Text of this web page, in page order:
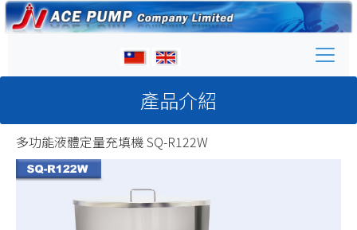
產品介紹
多功能液體定量充填機 SQ-R122W